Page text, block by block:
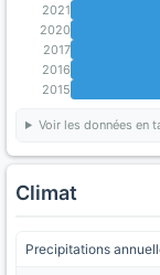
2021
2020
2017
2016
2015
Voir les données en
Climat
Precipitations